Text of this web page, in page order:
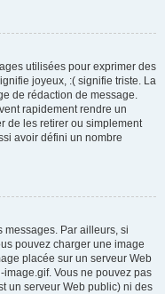
utilisées pour exprimer des
joyeux, :( signifie triste. La
de rédaction de message.
rapidement rendre un
de les retirer ou simplement
avoir défini un nombre
messages. Par ailleurs, si
pouvez charger une image
placée sur un serveur Web
Vous ne pouvez pas
un serveur Web public) ni des